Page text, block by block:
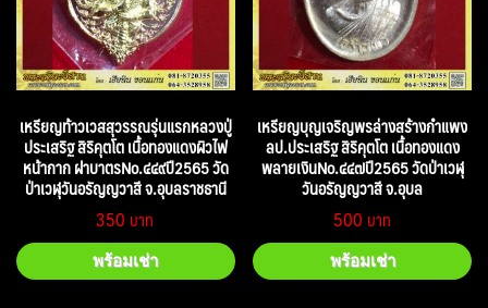
เหรียญท้าวเวสสุวรรณรุ่นแรกหลวงปู่
ประเสริฐ สิริคุตโต เนื้อทองแดงผิวไฟ
หน้ากาก ฝาบาตรNo.๔๔๙ปี2565 วัด
ป่าเวฬุวันอรัญญวาสี จ.อุบลราชธานี
350
พร้อมเช่า
เหรียญบุญเจริญพรล่างสร้างกำแพง
ลป.ประเสริฐ สิริคุตโต เนื้อทองแดง
พลายเงินNo.๔๔๗ปี2565 วัดป่าเวฬุ
วันอรัญญวาสี จ.อุบล
500
พร้อมเช่า